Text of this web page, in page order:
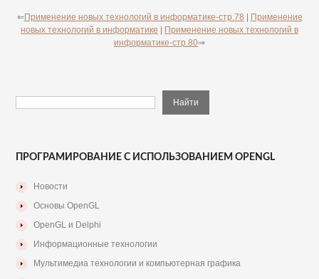
⇐Применение новых технологий в информатике-стр.78
Применение
новых технологий в информатике
Применение новых технологий в
информатике-стр.80⇒
ПРОГРАМИРОВАНИЕ С ИСПОЛЬЗОВАНИЕМ OPENGL
Новости
Основы OpenGL
OpenGL и Delphi
Информационные технологии
Мультимедиа технологии и компьютерная графика